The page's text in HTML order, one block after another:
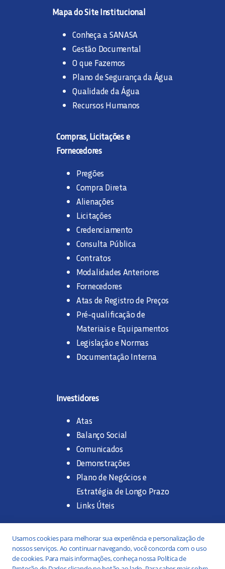
Mapa do Site Institucional
Conheça a SANASA
Gestão Documental
O que Fazemos
Plano de Segurança da Água
Qualidade da Água
Recursos Humanos
Compras, Licitações e
Fornecedores
Pregões
Compra Direta
Alienações
Licitações
Credenciamento
Consulta Pública
Contratos
Modalidades Anteriores
Fornecedores
Atas de Registro de Preços
Pré-qualificação de
Materiais e Equipamentos
Legislação e Normas
Documentação Interna
Investidores
Atas
Balanço Social
Comunicados
Demonstrações
Plano de Negócios e
Estratégia de Longo Prazo
Links Úteis
Trabalhe na SANASA
Concurso Público
Usamos cookies para melhorar sua experiência e personalização de
nossos serviços. Ao continuar navegando, você concorda com o uso
de cookies. Para mais informações, conheça nossa Política de